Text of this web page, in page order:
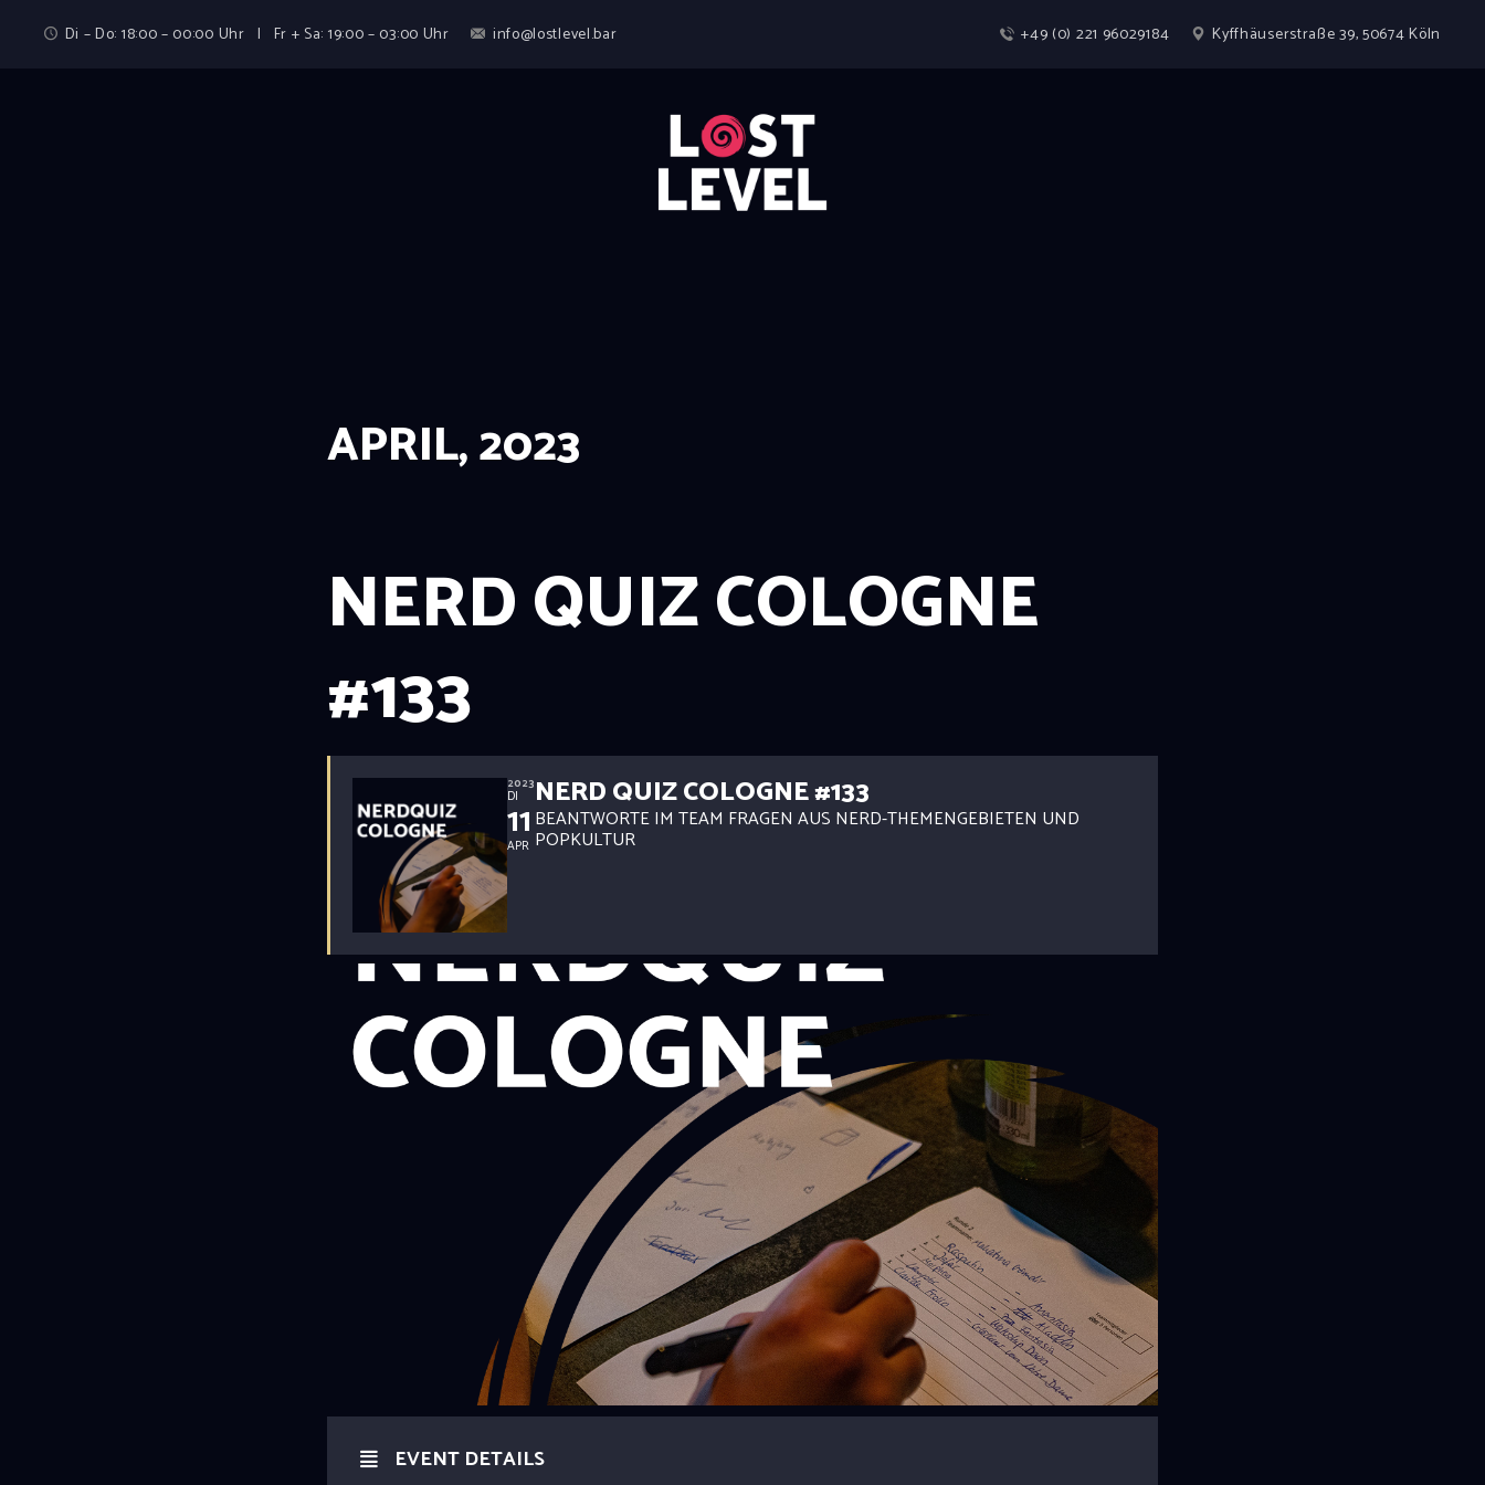
Di – Do: 18:00 – 00:00 Uhr | Fr + Sa: 19:00 – 03:00 Uhr info@lostlevel.bar +49 (0) 221 96029184 Kyffhäuserstraße 39, 50674 Köln
NEWS
APRIL, 2023
NERD QUIZ COLOGNE
#133
2023
DI
11
APR
NERD QUIZ COLOGNE #133
BEANTWORTE IM TEAM FRAGEN AUS NERD-THEMENGEBIETEN UND
POPKULTUR
EVENT DETAILS